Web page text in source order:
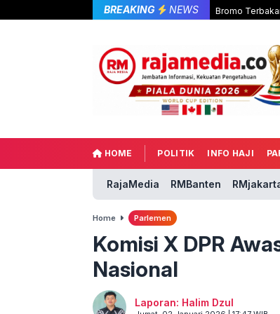
BREAKING NEWS Bromo
HOME POLITIK INFO HAJI
RajaMedia RMBanten
Home Parlemen
Komisi X DPR
Nasional
Laporan: Halim Dzul